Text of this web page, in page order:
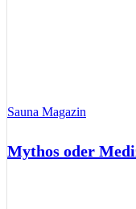
Sauna Magazin
Mythos oder